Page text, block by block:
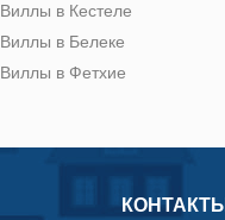
Виллы в Кестеле
Виллы в Белеке
Виллы в Фетхие
КОНТАКТЫ